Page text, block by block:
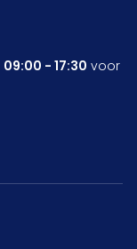
09:00 - 17:30 voor